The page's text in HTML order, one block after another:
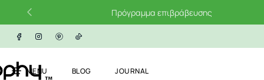
Πρόγραμμα επιβράβευσης
MENU BLOG JOURNAL